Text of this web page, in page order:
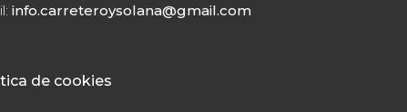
info.carreteroysolana@gmail.com
de cookies